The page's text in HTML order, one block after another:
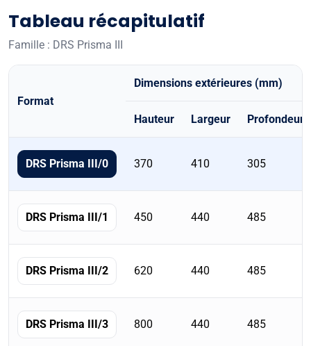
Tableau récapitulatif
Famille : DRS Prisma III
récapitulatif
des
avec
dimensions,
poids,
volume,
étagères
Format
Dimensions extérieures (mm)
Hauteur Largeur Profondeur
DRS Prisma III/0 370 410 305
DRS Prisma III/1 450 440 485
DRS Prisma III/2 620 440 485
DRS Prisma III/3 800 440 485